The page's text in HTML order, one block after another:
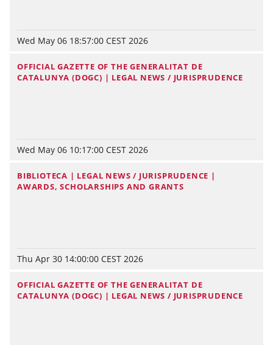
Wed May 06 18:57:00 CEST 2026
OFFICIAL GAZETTE OF THE GENERALITAT DE
CATALUNYA (DOGC) | LEGAL NEWS / JURISPRUDENCE
Wed May 06 10:17:00 CEST 2026
BIBLIOTECA | LEGAL NEWS / JURISPRUDENCE |
AWARDS, SCHOLARSHIPS AND GRANTS
Thu Apr 30 14:00:00 CEST 2026
OFFICIAL GAZETTE OF THE GENERALITAT DE
CATALUNYA (DOGC) | LEGAL NEWS / JURISPRUDENCE